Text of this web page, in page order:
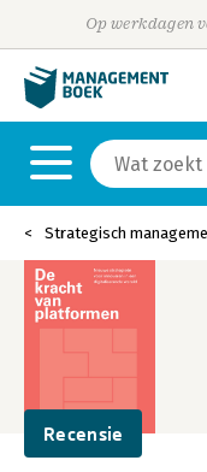
Op werkdagen
Strategisch
Recensie